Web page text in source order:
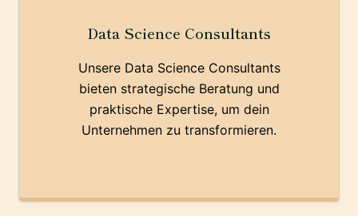
Data Science Consultants
Unsere Data Science Consultants
bieten strategische Beratung und
praktische Expertise, um dein
Unternehmen zu transformieren.